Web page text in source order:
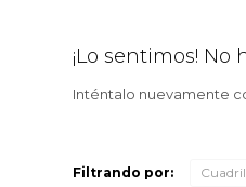
¡Lo sentimos!
Inténtalo nuevamente
Filtrando por: